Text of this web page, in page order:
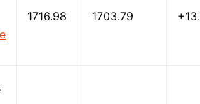
1716.98 1703.79